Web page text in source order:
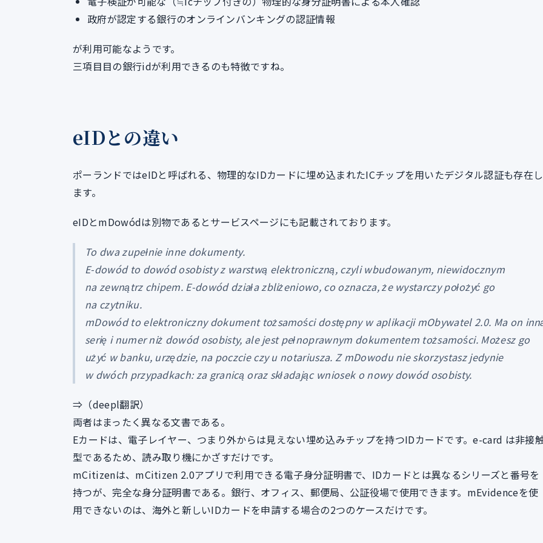
政府が認定する銀行のオンラインバンキングの認証情報
が利用可能なようです。
三項目目の銀行idが利用できるのも特徴ですね。
eIDとの違い
ポーランドではeIDと呼ばれる、物理的なIDカードに埋め込まれたICチップを用いたデジタル認証も存在し
ます。
eIDとmDowódは別物であるとサービスページにも記載されております。
To dwa zupełnie inne dokumenty.
E-dowód to dowód osobisty z warstwą elektroniczną, czyli wbudowanym, niewidocznym
na zewnątrz chipem. E-dowód działa zbliżeniowo, co oznacza, że wystarczy położyć go
na czytniku.
mDowód to elektroniczny dokument tożsamości dostępny w aplikacji mObywatel 2.0. Ma on
serię i numer niż dowód osobisty, ale jest pełnoprawnym dokumentem tożsamości. Możesz go
użyć w banku, urzędzie, na poczcie czy u notariusza. Z mDowodu nie skorzystasz jedynie
w dwóch przypadkach: za granicą oraz składając wniosek o nowy dowód osobisty.
⇒（deepl翻訳）
両者はまったく異なる文書である。
Eカードは、電子レイヤー、つまり外からは見えない埋め込みチップを持つIDカードです。e-card は非接
型であるため、読み取り機にかざすだけです。
mCitizenは、mCitizen 2.0アプリで利用できる電子身分証明書で、IDカードとは異なるシリーズと番号を
持つが、完全な身分証明書である。銀行、オフィス、郵便局、公証役場で使用できます。mEvidenceを使
用できないのは、海外と新しいIDカードを申請する場合の2つのケースだけです。